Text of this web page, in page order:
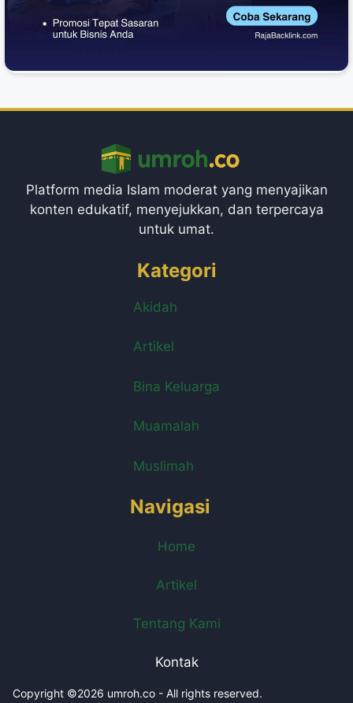
Platform media Islam moderat yang menyajikan
konten edukatif, menyejukkan, dan terpercaya
untuk umat.
Kategori
Akidah
Artikel
Bina Keluarga
Muamalah
Muslimah
Navigasi
Home
Artikel
Tentang Kami
Kontak
Copyright ©2026 umroh.co - All rights reserved.